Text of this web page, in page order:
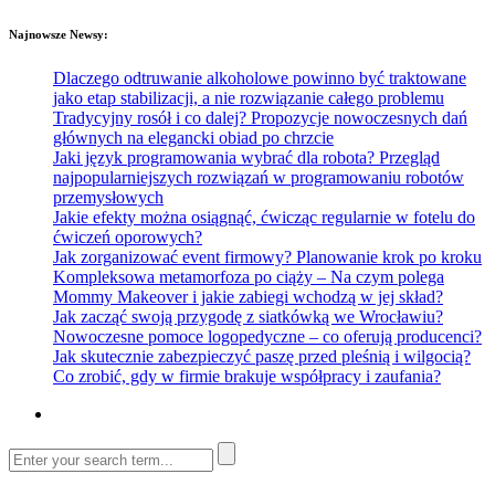
Najnowsze Newsy:
Dlaczego odtruwanie alkoholowe powinno być traktowane
jako etap stabilizacji, a nie rozwiązanie całego problemu
Tradycyjny rosół i co dalej? Propozycje nowoczesnych dań
głównych na elegancki obiad po chrzcie
Jaki język programowania wybrać dla robota? Przegląd
najpopularniejszych rozwiązań w programowaniu robotów
przemysłowych
Jakie efekty można osiągnąć, ćwicząc regularnie w fotelu do
ćwiczeń oporowych?
Jak zorganizować event firmowy? Planowanie krok po kroku
Kompleksowa metamorfoza po ciąży – Na czym polega
Mommy Makeover i jakie zabiegi wchodzą w jej skład?
Jak zacząć swoją przygodę z siatkówką we Wrocławiu?
Nowoczesne pomoce logopedyczne – co oferują producenci?
Jak skutecznie zabezpieczyć paszę przed pleśnią i wilgocią?
Co zrobić, gdy w firmie brakuje współpracy i zaufania?